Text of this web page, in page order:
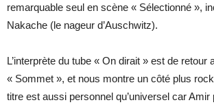
remarquable seul en scène « Sélectionné »,
Nakache (le nageur d’Auschwitz).
L’interprète du tube « On dirait » est de retour
« Sommet », et nous montre un côté plus
titre est aussi personnel qu’universel car